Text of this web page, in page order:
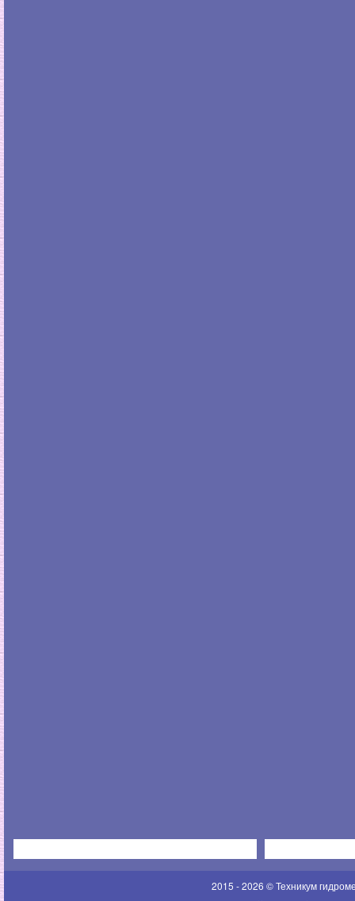
2015 - 2026 © Техникум